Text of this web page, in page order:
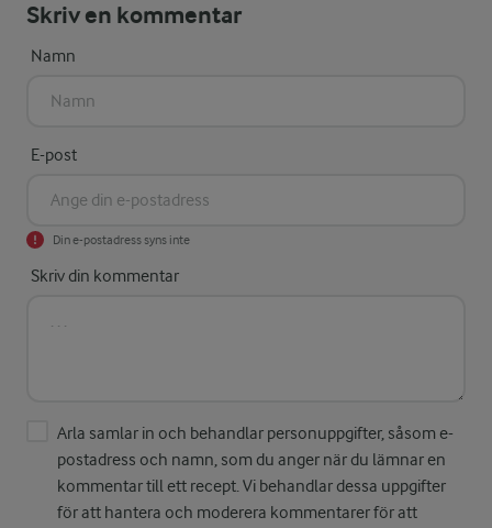
Skriv en kommentar
Namn
E-post
Din e-postadress syns inte
Skriv din kommentar
Arla samlar in och behandlar personuppgifter, såsom e-
postadress och namn, som du anger när du lämnar en
kommentar till ett recept. Vi behandlar dessa uppgifter
för att hantera och moderera kommentarer för att